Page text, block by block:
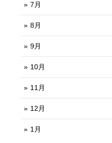
7月
8月
9月
10月
11月
12月
1月